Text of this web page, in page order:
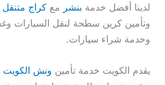
لدينا أفضل خدمة بنشر معكراج متنقل
وتأمين كرين سطحة لنقل السيارات
وخدمة شراء سيارات.
يقدم الكويت خدمة تأمين ونش الكويت